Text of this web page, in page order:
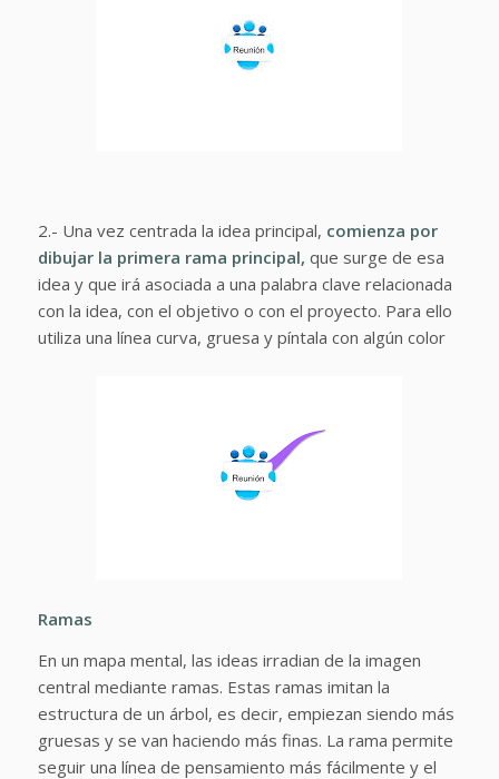
2.- Una vez centrada la idea principal, comienza por
dibujar la primera rama principal, que surge de esa
idea y que irá asociada a una palabra clave relacionada
con la idea, con el objetivo o con el proyecto. Para ello
utiliza una línea curva, gruesa y píntala con algún color
Ramas
En un mapa mental, las ideas irradian de la imagen
central mediante ramas. Estas ramas imitan la
estructura de un árbol, es decir, empiezan siendo más
gruesas y se van haciendo más finas. La rama permite
seguir una línea de pensamiento más fácilmente y el